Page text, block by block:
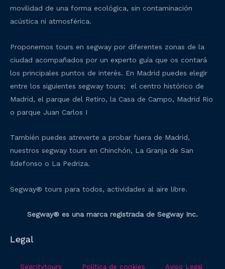
movilidad de una forma ecológica, sin contaminación
acústica ni atmosférica.
Proponemos tours en segway por diferentes zonas de la
ciudad acompañados por un experto guía que os contará
los principales puntos de interés. En Madrid puedes elegir
entre los siguientes segway tours; el centro histórico de
Madrid, el parque del Retiro, la Casa de Campo, Madrid Rio
o parque Juan Carlos I
También puedes atreverte a probar fuera de Madrid,
nuestros segway tours en Chinchón, La Granja de San
Ildefonso o La Pedriza.
Segway® tours para todos, actividades al aire libre.
Segway® es una marca registrada de Segway Inc.
Legal
Segcitytours Política de cookies Aviso Legal